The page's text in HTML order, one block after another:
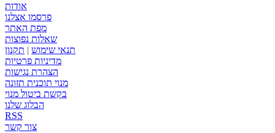
אודות
פרסמו אצלנו
מפת האתר
שאלות נפוצות
תנאי שימוש | תקנון
מדיניות פרטיות
הצהרת נגישות
מנוי תוכנית תזונה
בקשת ביטול מנוי
הבלוג שלנו
RSS
צור קשר